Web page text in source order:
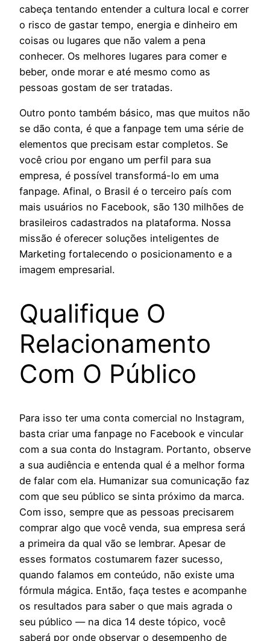
cabeça tentando entender a cultura local e correr
o risco de gastar tempo, energia e dinheiro em
coisas ou lugares que não valem a pena
conhecer. Os melhores lugares para comer e
beber, onde morar e até mesmo como as
pessoas gostam de ser tratadas.
Outro ponto também básico, mas que muitos não
se dão conta, é que a fanpage tem uma série de
elementos que precisam estar completos. Se
você criou por engano um perfil para sua
empresa, é possível transformá-lo em uma
fanpage. Afinal, o Brasil é o terceiro país com
mais usuários no Facebook, são 130 milhões de
brasileiros cadastrados na plataforma. Nossa
missão é oferecer soluções inteligentes de
Marketing fortalecendo o posicionamento e a
imagem empresarial.
Qualifique O
Relacionamento
Com O Público
Para isso ter uma conta comercial no Instagram,
basta criar uma fanpage no Facebook e vincular
com a sua conta do Instagram. Portanto, observe
a sua audiência e entenda qual é a melhor forma
de falar com ela. Humanizar sua comunicação faz
com que seu público se sinta próximo da marca.
Com isso, sempre que as pessoas precisarem
comprar algo que você venda, sua empresa será
a primeira da qual vão se lembrar. Apesar de
esses formatos costumarem fazer sucesso,
quando falamos em conteúdo, não existe uma
fórmula mágica. Então, faça testes e acompanhe
os resultados para saber o que mais agrada o
seu público — na dica 14 deste tópico, você
saberá por onde observar o desempenho de